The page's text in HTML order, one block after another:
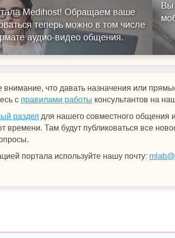
Medihost! Обращаем ваше
теперь можно в том числе
аудио-видео общения.
Вы
внимание, что давать назначения или
с правилами работы консультантов на
раздел для нашего совместного общения
Там будут публиковаться все
портала используйте нашу почту: